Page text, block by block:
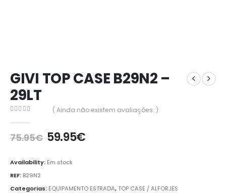
GIVI TOP CASE B29N2 –
29LT
( Ainda não existem avaliações. )
75.95€ 59.95€
Availability: Em stock
REF: B29N2
Categorias: EQUIPAMENTO ESTRADA,TOP CASE / ALFORJES